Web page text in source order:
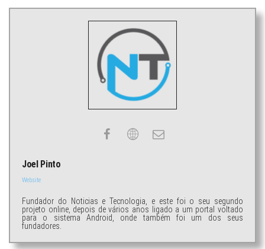
Joel Pinto
Website
Fundador do Noticias e Tecnologia, e este foi o seu segundo
projeto online, depois de vários anos ligado a um portal voltado
para o sistema Android, onde também foi um dos seus
fundadores.